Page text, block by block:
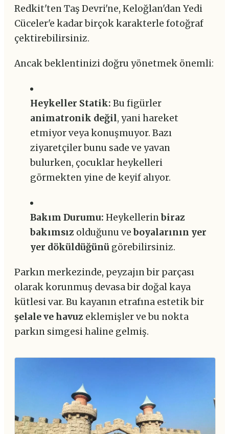
Redkit'ten Taş Devri'ne, Keloğlan'dan Yedi
Cüceler'e kadar birçok karakterle fotoğraf
çektirebilirsiniz.
Ancak beklentinizi doğru yönetmek önemli:
Heykeller Statik: Bu figürler
animatronik değil, yani hareket
etmiyor veya konuşmuyor. Bazı
ziyaretçiler bunu sade ve yavan
bulurken, çocuklar heykelleri
görmekten yine de keyif alıyor.
Bakım Durumu: Heykellerinbiraz
bakımsızolduğunu veboyalarının yer
yer döküldüğünü görebilirsiniz.
Parkın merkezinde, peyzajın bir parçası
olarak korunmuş devasa bir doğal kaya
kütlesi var. Bu kayanın etrafına estetik bir
şelale ve havuz eklemişler ve bu nokta
parkın simgesi haline gelmiş.